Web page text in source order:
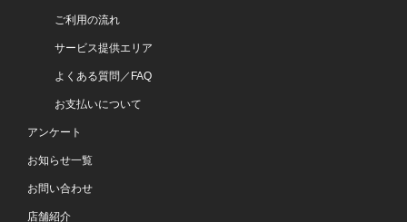
ご利用の流れ
サービス提供エリア
よくある質問／FAQ
お支払いについて
アンケート
お知らせ一覧
お問い合わせ
店舗紹介